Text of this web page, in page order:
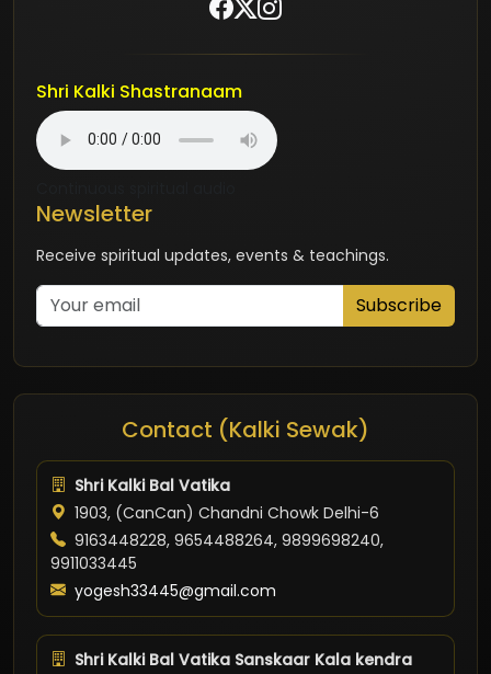
Shri Kalki Shastranaam
Newsletter
Receive spiritual updates, events & teachings.
Subscribe
Contact (Kalki Sewak)
Shri Kalki Bal Vatika
1903, (CanCan) Chandni Chowk Delhi-6
9163448228, 9654488264, 9899698240,
9911033445
yogesh33445@gmail.com
Shri Kalki Bal Vatika Sanskaar Kala kendra